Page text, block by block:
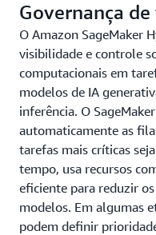
Governança
O Amazon SageMaker
visibilidade e controle
computacionais em
modelos de IA
inferência. O
automaticamente as
tarefas mais críticas
tempo, usa recursos
eficiente para reduzir
modelos. Em algumas
podem definir